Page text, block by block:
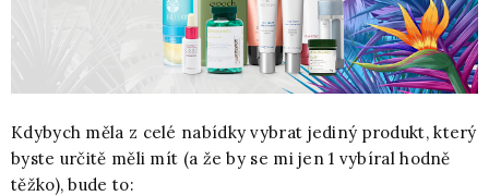
Kdybych měla z celé nabídky vybrat jediný produkt, který
byste určitě měli mít (a že by se mi jen 1 vybíral hodně
těžko), bude to: